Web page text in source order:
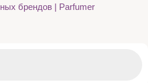
брендов | Parfumer